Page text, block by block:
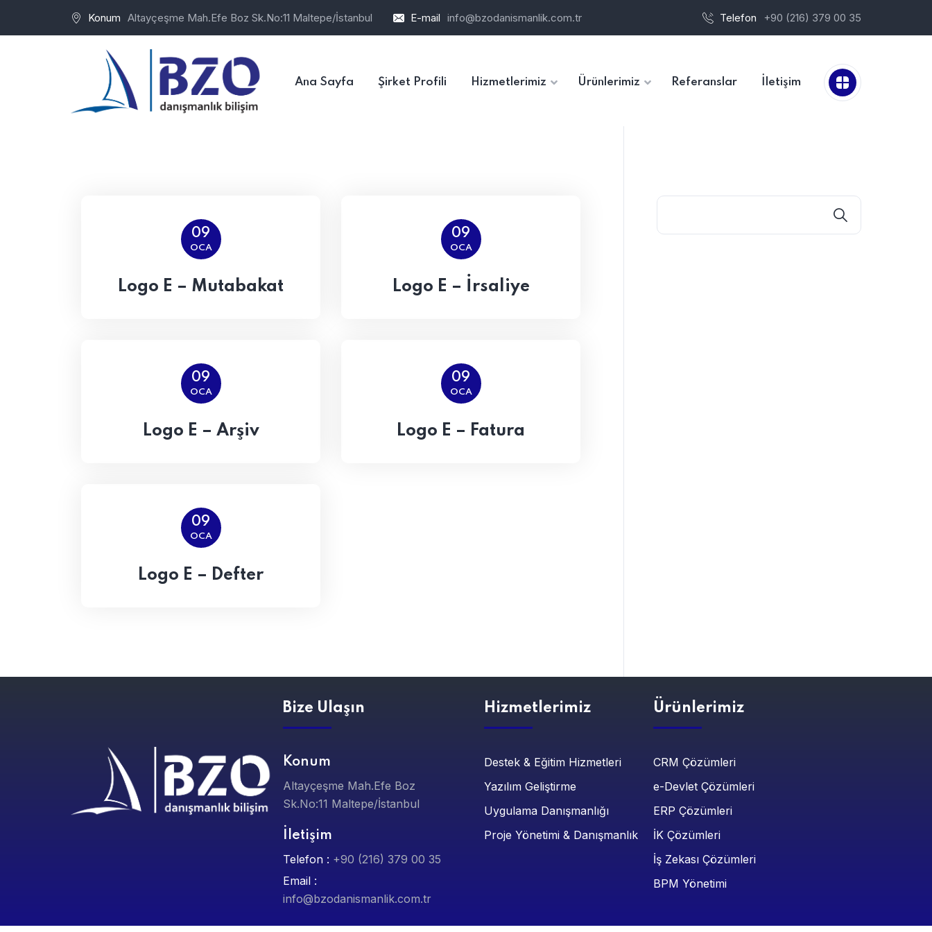
Konum Altayçeşme Mah.Efe Boz Sk.No:11 Maltepe/İstanbul E-mail info@bzodanismanlik.com.tr Telefon +90 (216) 379 00 35
Ana Sayfa Şirket Profili Hizmetlerimiz Ürünlerimiz Referanslar İletişim
09
OCA
Logo E – Mutabakat
09
OCA
Logo E – İrsaliye
09
OCA
Logo E – Arşiv
09
OCA
Logo E – Fatura
09
OCA
Logo E – Defter
Bize Ulaşın
Konum
Altayçeşme Mah.Efe Boz
Sk.No:11 Maltepe/İstanbul
İletişim
Telefon : +90 (216) 379 00 35
Email :
info@bzodanismanlik.com.tr
Hizmetlerimiz
Destek & Eğitim Hizmetleri
Yazılım Geliştirme
Uygulama Danışmanlığı
Proje Yönetimi & Danışmanlık
Ürünlerimiz
CRM Çözümleri
e-Devlet Çözümleri
ERP Çözümleri
İK Çözümleri
İş Zekası Çözümleri
BPM Yönetimi